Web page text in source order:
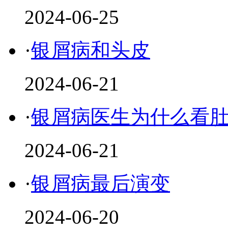
2024-06-25
·银屑病和头皮
2024-06-21
·银屑病医生为什么看
2024-06-21
·银屑病最后演变
2024-06-20